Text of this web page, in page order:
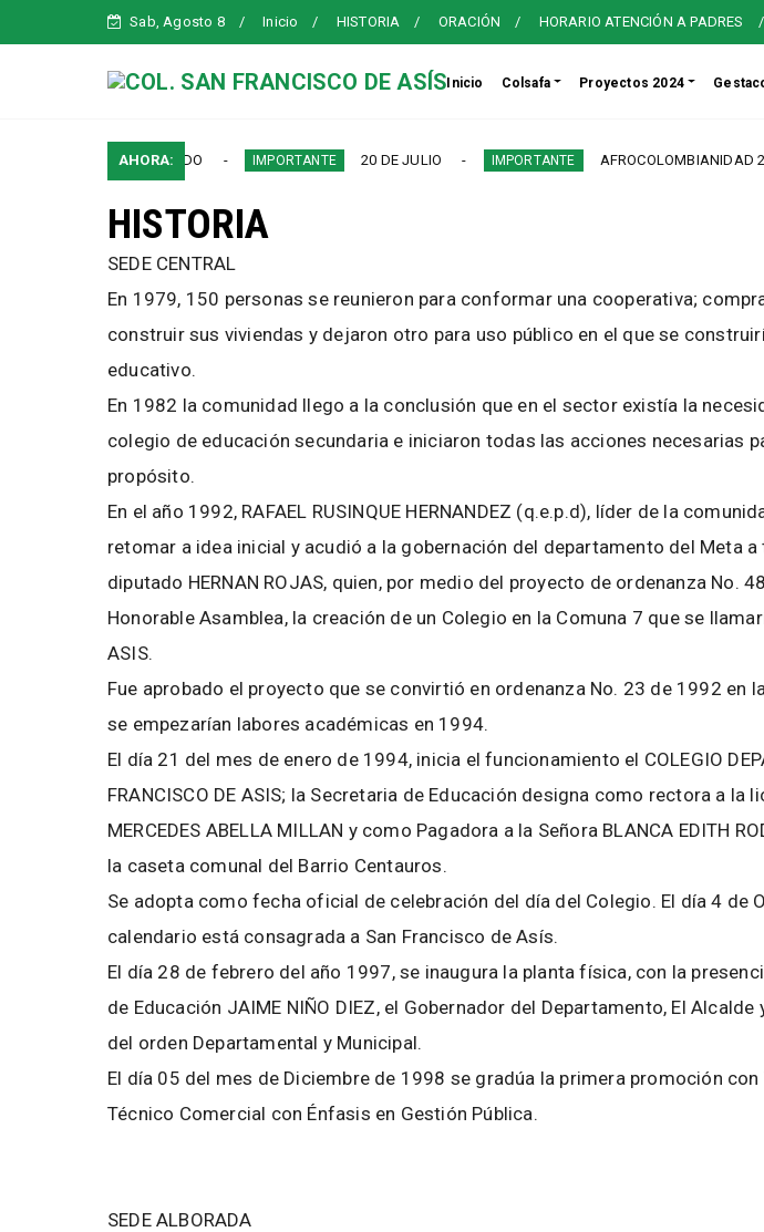
Sab, Agosto 8 Inicio HISTORIA ORACIÓN HORARIO ATENCIÓN A PADRES
Inicio Colsafa Proyectos 2024
AHORA:
SEGUNDO PERIODO IMPORTANTE 20 DE JULIO IMPORTANTE AFROCOLOMBIANIDAD 2026
HISTORIA
SEDE CENTRAL
En 1979, 150 personas se reunieron para conformar una cooperativa;
construir sus viviendas y dejaron otro para uso público en el que se
educativo.
En 1982 la comunidad llego a la conclusión que en el sector existía la
colegio de educación secundaria e iniciaron todas las acciones necesarias
propósito.
En el año 1992, RAFAEL RUSINQUE HERNANDEZ (q.e.p.d), líder de la
retomar a idea inicial y acudió a la gobernación del departamento del Meta
diputado HERNAN ROJAS, quien, por medio del proyecto de ordenanza No.
Honorable Asamblea, la creación de un Colegio en la Comuna 7 que se
ASIS.
Fue aprobado el proyecto que se convirtió en ordenanza No. 23 de 1992 en
se empezarían labores académicas en 1994.
El día 21 del mes de enero de 1994, inicia el funcionamiento el COLEGIO
FRANCISCO DE ASIS; la Secretaria de Educación designa como rectora a la
MERCEDES ABELLA MILLAN y como Pagadora a la Señora BLANCA EDITH
la caseta comunal del Barrio Centauros.
Se adopta como fecha oficial de celebración del día del Colegio. El día 4 de
calendario está consagrada a San Francisco de Asís.
El día 28 de febrero del año 1997, se inaugura la planta física, con la
de Educación JAIME NIÑO DIEZ, el Gobernador del Departamento, El
del orden Departamental y Municipal.
El día 05 del mes de Diciembre de 1998 se gradúa la primera promoción
Técnico Comercial con Énfasis en Gestión Pública.
SEDE ALBORADA